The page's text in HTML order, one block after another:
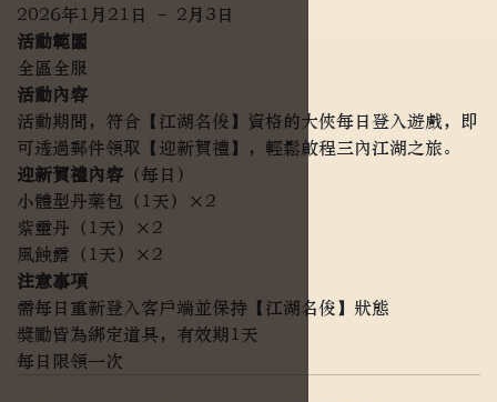
2026年1月21日 – 2月3日
活動範圍
全區全服
活動內容
活動期間，符合【江湖名俊】資格的大俠每日登入遊戲，即
可透過郵件領取【迎新賀禮】，輕鬆啟程三內江湖之旅。
迎新賀禮內容（每日）
小體型丹藥包（1天）×2
紫靈丹（1天）×2
風蝕露（1天）×2
注意事項
需每日重新登入客戶端並保持【江湖名俊】狀態
獎勵皆為綁定道具，有效期1天
每日限領一次